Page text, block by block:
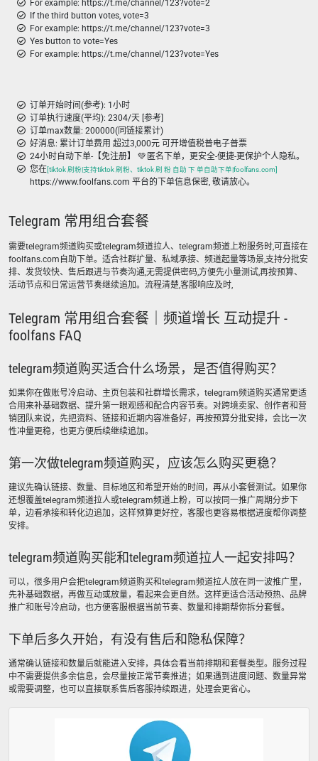
For example: https://t.me/channel/123?vote=2
If the third button votes, vote=3
For example: https://t.me/channel/123?vote=3
Yes button to vote=Yes
For example: https://t.me/channel/123?vote=Yes
订单开始时间(参考): 1小时
订单执行速度(平均): 2304/天 [参考]
订单max数量: 200000(同链接累计)
好消息: 累计订单费用 超过3,000元 可开增值税普电子普票
24小时自动下单-【免注册】 💚 匿名下单，更安全-便捷-更保护个人隐私。
您在[tiktok 刷粉|支持tiktok 刷粉、tiktok 刷 粉 自助 下 单自助下单|foolfans.com]
https://www.foolfans.com 平台的下单信息保密, 敬请放心。
Telegram 常用组合套餐
需要telegram频道购买或telegram频道拉人、telegram频道上粉服务时,可直接在
foolfans.com自助下单。适合社群扩量、私域承接、频道起量等场景,支持分批安
排、发货较快、售后跟进与节奏沟通,无需提供密码,方便先小量测试,再按预算、
活动节点和日常运营节奏继续追加。流程清楚,客服响应及时,
Telegram 常用组合套餐｜频道增长 互动提升 -
foolfans FAQ
telegram频道购买适合什么场景，是否值得购买？
如果你在做账号冷启动、主页包装和社群增长需求，telegram频道购买通常更适
合用来补基础数据、提升第一眼观感和配合内容节奏。对跨境卖家、创作者和营
销团队来说，先把资料、链接和近期内容准备好，再按预算分批安排，会比一次
性冲量更稳，也更方便后续继续追加。
第一次做telegram频道购买，应该怎么购买更稳？
建议先确认链接、数量、目标地区和希望开始的时间，再从小套餐测试。如果你
还想覆盖telegram频道拉人或telegram频道上粉，可以按同一推广周期分步下
单，边看承接和转化边追加，这样预算更好控，客服也更容易根据进度帮你调整
安排。
telegram频道购买能和telegram频道拉人一起安排吗？
可以，很多用户会把telegram频道购买和telegram频道拉人放在同一波推广里，
先补基础数据，再做互动或放量，看起来会更自然。这样更适合活动预热、品牌
推广和账号冷启动，也方便客服根据当前节奏、数量和排期帮你拆分套餐。
下单后多久开始，有没有售后和隐私保障？
通常确认链接和数量后就能进入安排，具体会看当前排期和套餐类型。服务过程
中不需要提供多余信息，会尽量按正常节奏推进；如果遇到进度问题、数量异常
或需要调整，也可以直接联系售后客服持续跟进，处理会更省心。